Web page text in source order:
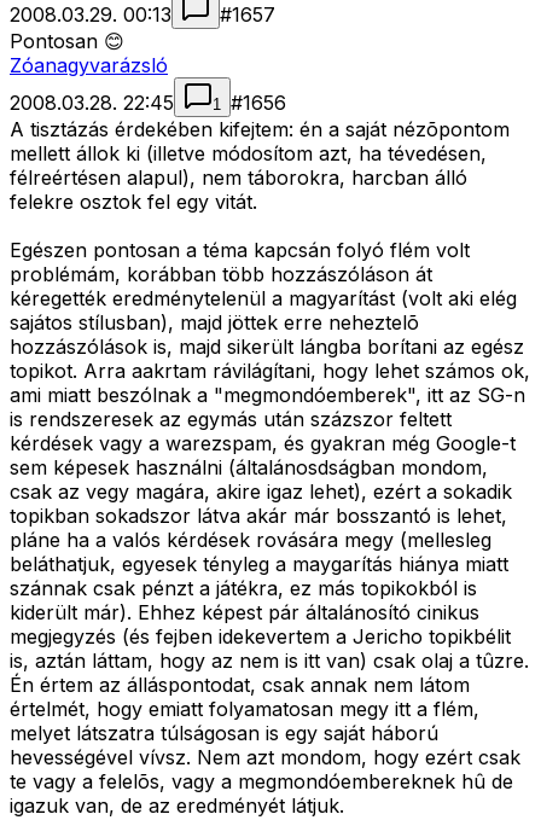
2008.03.29. 00:13
#1657
Pontosan 😊
Zóanagyvarázsló
2008.03.28. 22:45
1 #1656
A tisztázás érdekében kifejtem: én a saját nézõpontom
mellett állok ki (illetve módosítom azt, ha tévedésen,
félreértésen alapul), nem táborokra, harcban álló
felekre osztok fel egy vitát.
Egészen pontosan a téma kapcsán folyó flém volt
problémám, korábban több hozzászóláson át
kéregették eredménytelenül a magyarítást (volt aki elég
sajátos stílusban), majd jöttek erre neheztelõ
hozzászólások is, majd sikerült lángba borítani az egész
topikot. Arra aakrtam rávilágítani, hogy lehet számos ok,
ami miatt beszólnak a "megmondóemberek", itt az SG-n
is rendszeresek az egymás után százszor feltett
kérdések vagy a warezspam, és gyakran még Google-t
sem képesek használni (általánosdságban mondom,
csak az vegy magára, akire igaz lehet), ezért a sokadik
topikban sokadszor látva akár már bosszantó is lehet,
pláne ha a valós kérdések rovására megy (mellesleg
beláthatjuk, egyesek tényleg a maygarítás hiánya miatt
szánnak csak pénzt a játékra, ez más topikokból is
kiderült már). Ehhez képest pár általánosító cinikus
megjegyzés (és fejben idekevertem a Jericho topikbélit
is, aztán láttam, hogy az nem is itt van) csak olaj a tûzre.
Én értem az álláspontodat, csak annak nem látom
értelmét, hogy emiatt folyamatosan megy itt a flém,
melyet látszatra túlságosan is egy saját háború
hevességével vívsz. Nem azt mondom, hogy ezért csak
te vagy a felelõs, vagy a megmondóembereknek hû de
igazuk van, de az eredményét látjuk.